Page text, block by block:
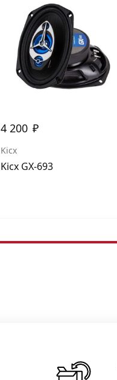
4 200 ₽
Kicx
Kicx GX-693